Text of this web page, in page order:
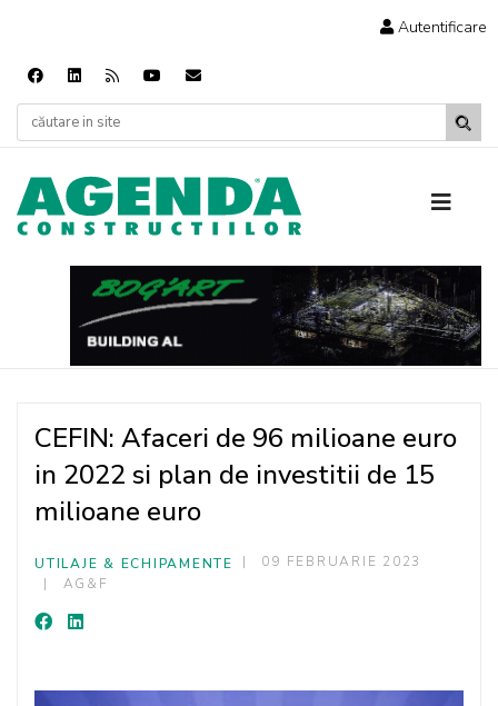
Autentificare
CEFIN: Afaceri de 96 milioane euro
in 2022 si plan de investitii de 15
milioane euro
UTILAJE & ECHIPAMENTE
09 FEBRUARIE 2023
AG&F